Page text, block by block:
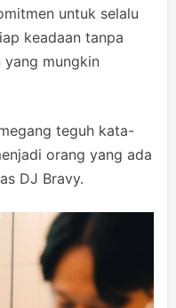
untuk selalu
keadaan tanpa
yang mungkin
teguh kata-
orang yang ada
DJ Bravy.